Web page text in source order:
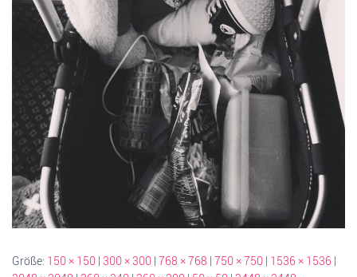
Größe: 150 × 150 | 300 × 300 | 768 × 768 | 750 × 750 | 1536 × 1536 |